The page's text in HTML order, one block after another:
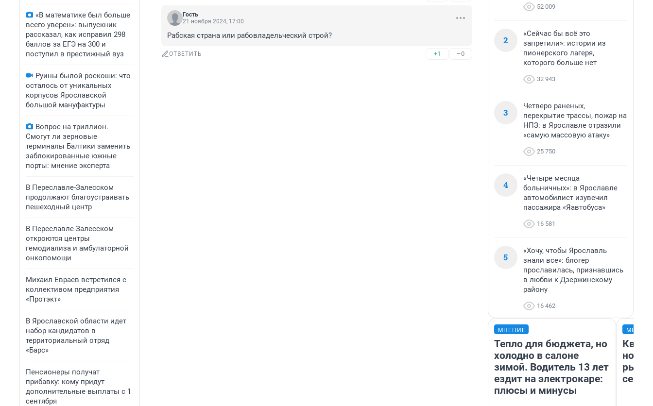
«В математике был больше
всего уверен»: выпускник
рассказал, как исправил 298
баллов за ЕГЭ на 300 и
поступил в престижный вуз
Руины былой роскоши: что
осталось от уникальных
корпусов Ярославской
большой мануфактуры
Вопрос на триллион.
Смогут ли зерновые
терминалы Балтики заменить
заблокированные южные
порты: мнение эксперта
В Переславле-Залесском
продолжают благоустраивать
пешеходный центр
​​​​В Переславле-Залесском
откроются центры
гемодиализа и амбулаторной
онкопомощи
Михаил Евраев встретился с
коллективом предприятия
«Протэкт»
В Ярославской области идет
набор кандидатов в
территориальный отряд
«Барс»
Пенсионеры получат
прибавку: кому придут
дополнительные выплаты с 1
сентября
Гость
21 ноября 2024, 17:00
Рабская страна или рабовладельческий строй?
ОТВЕТИТЬ +1 –0
52 009
2
«Сейчас бы всё это
запретили»: истории из
пионерского лагеря,
которого больше нет
32 943
3
Четверо раненых,
перекрытие трассы, пожар на
НПЗ: в Ярославле отразили
«самую массовую атаку»
25 750
4
«Четыре месяца
больничных»: в Ярославле
автомобилист изувечил
пассажира «Яавтобуса»
16 581
5
«Хочу, чтобы Ярославль
знали все»: блогер
прославилась, признавшись
в любви к Дзержинскому
району
16 462
МНЕНИЕ
Тепло для бюджета, но
холодно в салоне
зимой. Водитель 13 лет
ездит на электрокаре:
плюсы и минусы
но